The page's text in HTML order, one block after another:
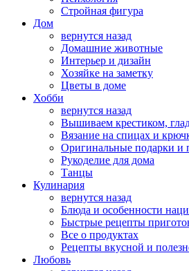
Стройная фигура
Дом
вернутся назад
Домашние животные
Интерьер и дизайн
Хозяйке на заметку
Цветы в доме
Хобби
вернутся назад
Вышиваем крестиком,
Вязание на спицах и
Оригинальные подарки и
Рукоделие для дома
Танцы
Кулинария
вернутся назад
Блюда и особенности
Быстрые рецепты
Все о продуктах
Рецепты вкусной и
Любовь